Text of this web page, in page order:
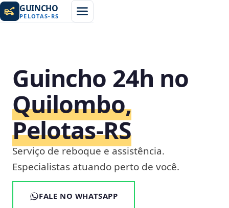
GUINCHO
PELOTAS- RS
Guincho 24h no
Quilombo,
Pelotas‑RS
Serviço de reboque e assistência.
Especialistas atuando perto de você.
FALE NO WHATSAPP